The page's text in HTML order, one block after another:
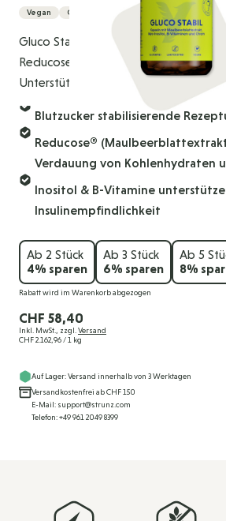
Vegan Glutenfrei
Gluco Stabil kombiniert Chrom,
Reducose® (patentierter Rohstoff
Unterstützung eines stabilen
Blutzucker stabilisierende
Reducose®
Verdauung von Kohlenhydraten
Inositol & B-Vitamine
Insulinempfindlichkeit
Ab 2 Stück
4% sparen
Ab 3 Stück
6% sparen
Ab 5
8%
Rabatt wird im Warenkorb abgezogen
CHF 58,40
Inkl. MwSt., zzgl. Versand
CHF 2.162,96 / 1 kg
Auf Lager: Versand innerhalb von 3 Werktagen
Versandkostenfrei ab CHF 150
E-Mail: support@strunz.com
Telefon: +49 961 2049 8399